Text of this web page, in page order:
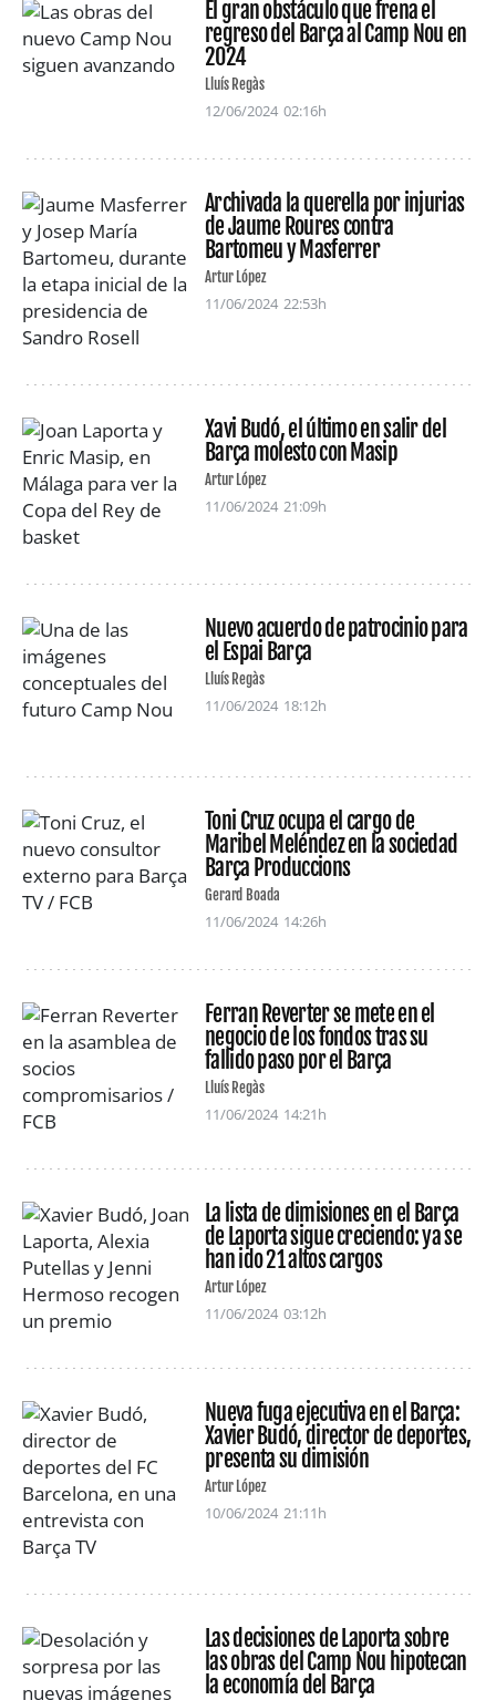
El gran obstáculo que frena el
regreso del Barça al Camp Nou en
2024
Lluís Regàs
12/06/2024 02:16h
Archivada la querella por injurias
de Jaume Roures contra
Bartomeu y Masferrer
Artur López
11/06/2024 22:53h
Xavi Budó, el último en salir del
Barça molesto con Masip
Artur López
11/06/2024 21:09h
Nuevo acuerdo de patrocinio para
el Espai Barça
Lluís Regàs
11/06/2024 18:12h
Toni Cruz ocupa el cargo de
Maribel Meléndez en la sociedad
Barça Produccions
Gerard Boada
11/06/2024 14:26h
Ferran Reverter se mete en el
negocio de los fondos tras su
fallido paso por el Barça
Lluís Regàs
11/06/2024 14:21h
La lista de dimisiones en el Barça
de Laporta sigue creciendo: ya se
han ido 21 altos cargos
Artur López
11/06/2024 03:12h
Nueva fuga ejecutiva en el Barça:
Xavier Budó, director de deportes,
presenta su dimisión
Artur López
10/06/2024 21:11h
Las decisiones de Laporta sobre
las obras del Camp Nou hipotecan
la economía del Barça